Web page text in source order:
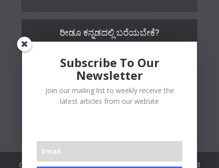
ರೀಡೂ ಕನ್ನಡದಲ್ಲಿ ಬರೆಯಬೇಕೆ?
Copywrite© 2026 Readoo Media Private Limited. Created and
Subscribe To Our
Newsletter
Join our mailing list to weekly receive the
latest articles from our website